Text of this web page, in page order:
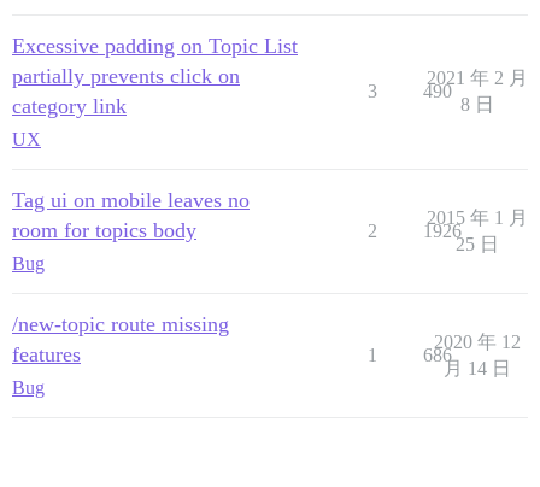
Excessive padding on Topic List
partially prevents click on
category link
UX
3 490
2021 年 2 月
8 日
Tag ui on mobile leaves no
room for topics body
Bug
2 1926
2015 年 1 月
25 日
/new-topic route missing
features
Bug
1 686
2020 年 12
月 14 日